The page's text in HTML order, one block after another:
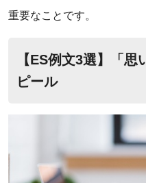
重要なことです。
【ES例文3選】「
ピール